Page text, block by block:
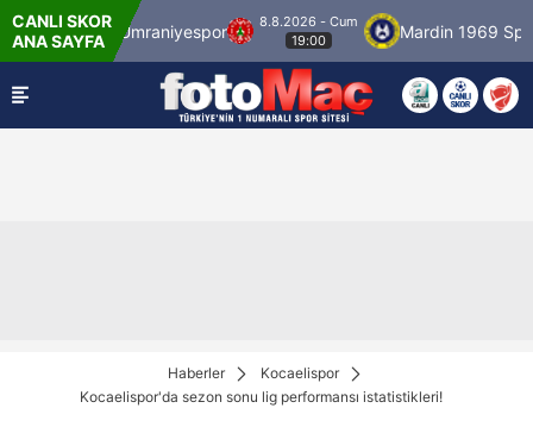
CANLI SKOR
ANA SAYFAÜmraniyespor
8.8.2026 - Cum
19:00
Mardin 1969 Spor
Haberler
Kocaelispor
Kocaelispor'da sezon sonu lig performansı istatistikleri!